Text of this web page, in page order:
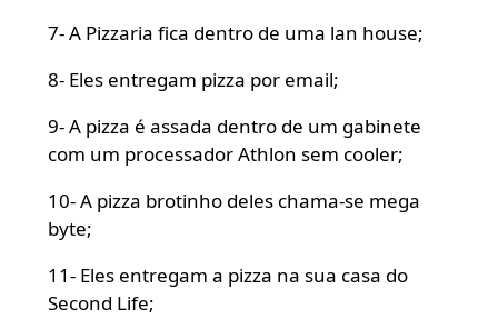
7- A Pizzaria fica dentro de uma lan house;
8- Eles entregam pizza por email;
9- A pizza é assada dentro de um gabinete
com um processador Athlon sem cooler;
10- A pizza brotinho deles chama-se mega
byte;
11- Eles entregam a pizza na sua casa do
Second Life;